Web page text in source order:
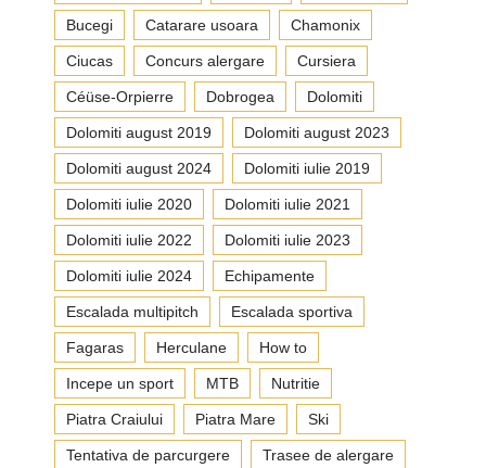
Bucegi Catarare usoara Chamonix
Ciucas Concurs alergare Cursiera
Céüse-Orpierre Dobrogea Dolomiti
Dolomiti august 2019 Dolomiti august 2023
Dolomiti august 2024 Dolomiti iulie 2019
Dolomiti iulie 2020 Dolomiti iulie 2021
Dolomiti iulie 2022 Dolomiti iulie 2023
Dolomiti iulie 2024 Echipamente
Escalada multipitch Escalada sportiva
Fagaras Herculane How to
Incepe un sport MTB Nutritie
Piatra Craiului Piatra Mare Ski
Tentativa de parcurgere Trasee de alergare